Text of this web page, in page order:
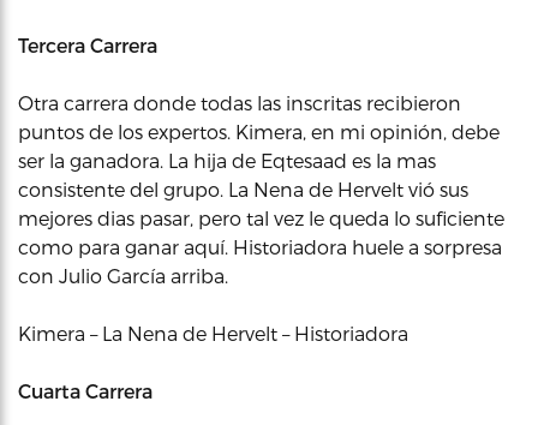
Tercera Carrera
Otra carrera donde todas las inscritas recibieron
puntos de los expertos. Kimera, en mi opinión, debe
ser la ganadora. La hija de Eqtesaad es la mas
consistente del grupo. La Nena de Hervelt vió sus
mejores dias pasar, pero tal vez le queda lo suficiente
como para ganar aquí. Historiadora huele a sorpresa
con Julio García arriba.
Kimera – La Nena de Hervelt – Historiadora
Cuarta Carrera